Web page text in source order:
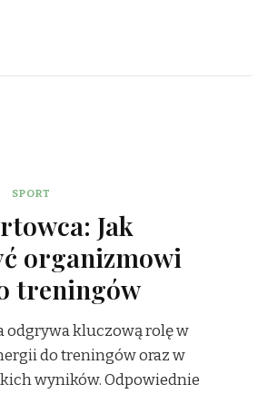
SPORT
Jak
organizmowi
treningów
odgrywa kluczową rolę w
do treningów oraz w
wyników. Odpowiednie